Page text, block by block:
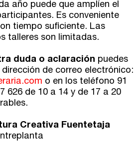
año puede que amplíen el
Es conveniente
tiempo suficiente. Las
talleres son limitadas.
duda o aclaración puedes
de correo electrónico:
o en los teléfono 91
626 de 10 a 14 y de 17 a 20
Creativa Fuentetaja